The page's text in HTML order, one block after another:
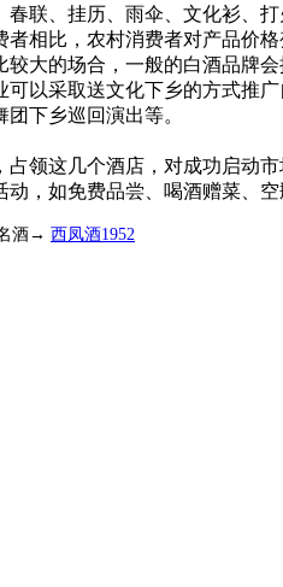
、挂历、雨伞、文化衫、打
相比，农村消费者对产品价
的场合，一般的白酒品牌会
采取送文化下乡的方式推广
下乡巡回演出等。
这几个酒店，对成功启动市
，如免费品尝、喝酒赠菜、空
酒→ 西凤酒1952